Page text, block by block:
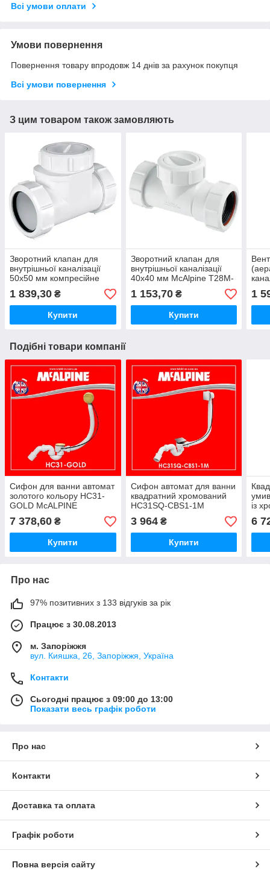
Всі умови оплати
Умови повернення
Повернення товару впродовж 14 днів за рахунок покупця
Всі умови повернення
З цим товаром також замовляють
Зворотний клапан для
внутрішньої каналізації
50х50 мм компресійне
з'єднання Z2850-NRV
McAlpine
1 839,30 ₴
Купити
Зворотний клапан для
внутрішньої каналізації
40х40 мм McAlpine T28M-
NRV-40 (компресійне
з'єднання)
1 153,70₴
Купити
1
Подібні товари компанії
Сифон для ванни автомат
золотого кольору HC31-
GOLD McALPINE
7 378,60 ₴
Купити
Сифон автомат для ванни
квадратний хромований
HC31SQ-CBS1-1M
3 964₴
Купити
із
6
Про нас
97% позитивних з 133 відгуків за рік
Працює з 30.08.2013
м. Запоріжжя
вул. Кияшка, 26, Запоріжжя, Україна
Контакти
Сьогодні працює з 09:00 до 13:00
Показати весь графік роботи
Про нас
Контакти
Доставка та оплата
Графік роботи
Повна версія сайту